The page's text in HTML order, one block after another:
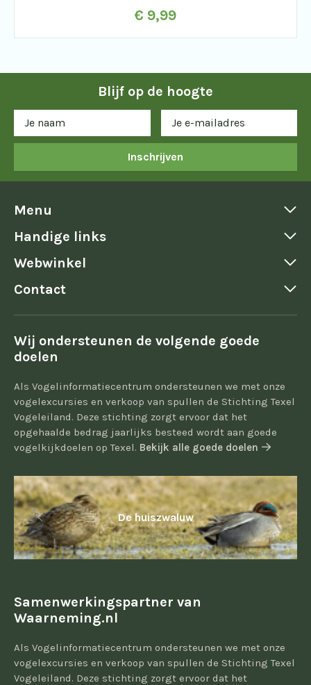
€ 9,99
Blijf op de hoogte
Inschrijven
Menu
Handige links
Webwinkel
Contact
Wij ondersteunen de volgende goede
doelen
Als Vogelinformatiecentrum ondersteunen we met onze
vogelexcursies en verkoop van spullen de Stichting Texel
Vogeleiland. Deze stichting zorgt ervoor dat het
opgehaalde bedrag jaarlijks besteed wordt aan goede
vogelkijkdoelen op Texel. Bekijk alle goede doelen
De huiszwaluw
Samenwerkingspartner van
Waarneming.nl
Als Vogelinformatiecentrum ondersteunen we met onze
vogelexcursies en verkoop van spullen de Stichting Texel
Vogeleiland. Deze stichting zorgt ervoor dat het